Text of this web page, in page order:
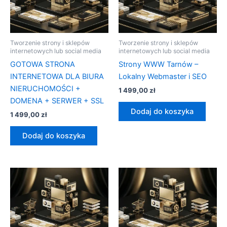
Tworzenie strony i sklepów
internetowych lub social media
GOTOWA STRONA
INTERNETOWA DLA BIURA
NIERUCHOMOŚCI +
DOMENA + SERWER + SSL
1 499,00zł
Dodaj do koszyka
Tworzenie strony i sklepów
internetowych lub social media
Strony WWW Tarnów –
Lokalny Webmaster i SEO
1 499,00zł
Dodaj do koszyka